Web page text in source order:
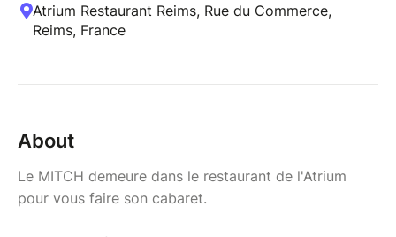
Atrium Restaurant Reims, Rue du Commerce,
Reims, France
About
Le MITCH demeure dans le restaurant de l'Atrium
pour vous faire son cabaret.